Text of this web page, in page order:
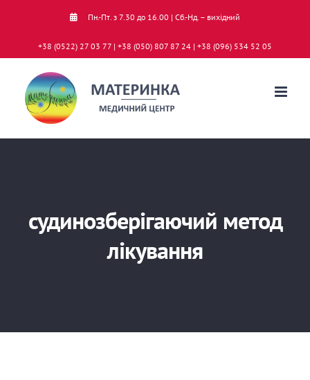
Пн.-Пт. з 7.30 до 16.00 | Сб.-Нд. – вихідний
+38 (0522) 27 03 77 | +38 (050) 807 87 24 | +38 (096) 534 52 05
судинозберігаючий метод
лікування